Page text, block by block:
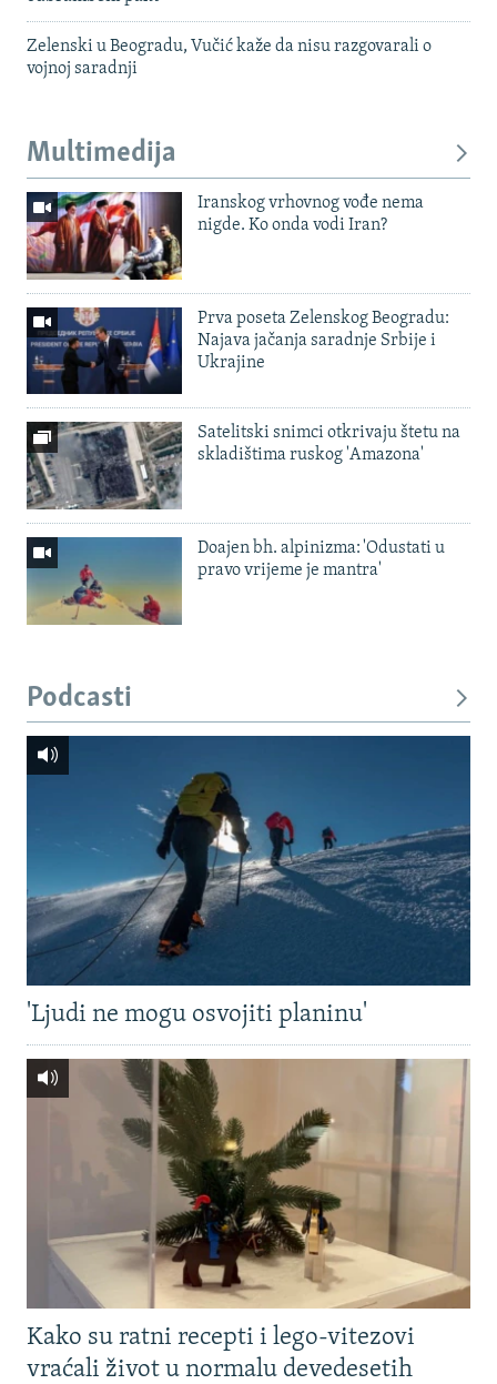
Zelenski u Beogradu, Vučić kaže da nisu razgovarali o
vojnoj saradnji
Multimedija
Iranskog vrhovnog vođe nema
nigde. Ko onda vodi Iran?
Prva poseta Zelenskog Beogradu:
Najava jačanja saradnje Srbije i
Ukrajine
Satelitski snimci otkrivaju štetu na
skladištima ruskog 'Amazona'
Doajen bh. alpinizma: 'Odustati u
pravo vrijeme je mantra'
Podcasti
'Ljudi ne mogu osvojiti planinu'
Kako su ratni recepti i lego-vitezovi
vraćali život u normalu devedesetih